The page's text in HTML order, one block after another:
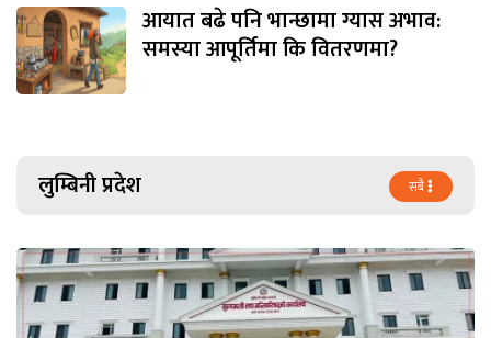
आयात बढे पनि भान्छामा ग्यास अभाव:
समस्या आपूर्तिमा कि वितरणमा?
लुम्बिनी प्रदेश सबै